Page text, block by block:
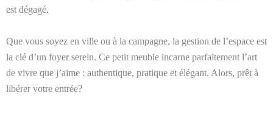
est dégagé.
Que vous soyez en ville ou à la campagne, la gestion de l’espace est
la clé d’un foyer serein. Ce petit meuble incarne parfaitement l’art
de vivre que j’aime : authentique, pratique et élégant. Alors, prêt à
libérer votre entrée?